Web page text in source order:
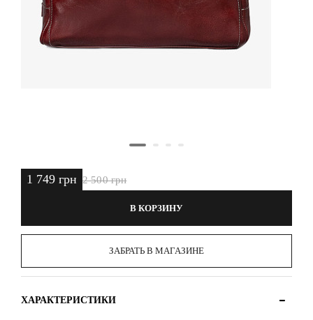
1 749 грн 2 500 грн
В КОРЗИНУ
ЗАБРАТЬ В МАГАЗИНЕ
ХАРАКТЕРИСТИКИ